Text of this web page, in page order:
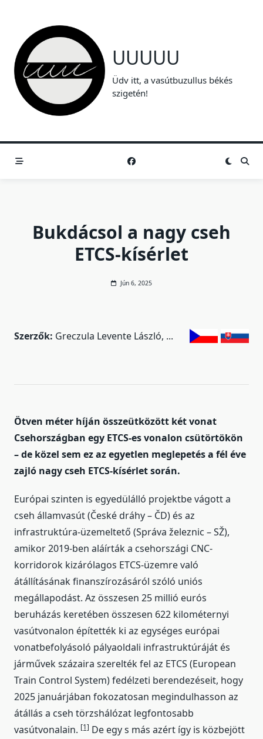
content
UUUUU
Üdv itt, a vasútbuzullus békés
szigetén!
Bukdácsol a nagy cseh
ETCS-kísérlet
Jún 6, 2025
Szerzők: Greczula Levente László ...
Ötven méter híján összeütközött két vonat
Csehországban egy ETCS-es vonalon csütörtökön
– de közel sem ez az egyetlen meglepetés a fél éve
zajló nagy cseh ETCS-kísérlet során.
Európai szinten is egyedülálló projektbe vágott a
cseh államvasút (České dráhy – ČD) és az
infrastruktúra-üzemeltető (Správa železnic – SŽ),
amikor 2019-ben aláírták a csehországi CNC-
korridorok kizárólagos ETCS-üzemre való
átállításának finanszírozásáról szóló uniós
megállapodást. Az összesen 25 millió eurós
beruházás keretében összesen 622 kilométernyi
vasútvonalon építették ki az egységes európai
vonatbefolyásoló pályaoldali infrastruktúráját és
járművek százaira szerelték fel az ETCS (European
Train Control System) fedélzeti berendezéseit, hogy
2025 januárjában fokozatosan megindulhasson az
átállás a cseh törzshálózat legfontosabb
vasútvonalain. [1] De egy s más azért így is közbejött